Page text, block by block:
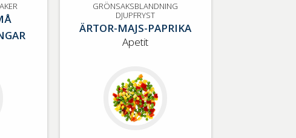
GRÖNSAKSBLANDNING
DJUPFRYST
ÄRTOR-MAJS-PAPRIKA
Apetit